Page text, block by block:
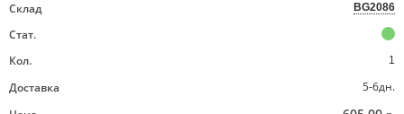
Склад BG2086
Стат.
Кол.
1
Доставка
5-6дн.